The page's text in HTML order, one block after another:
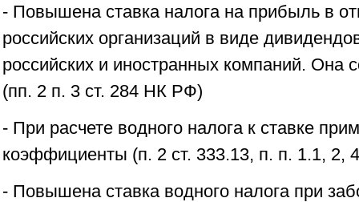
- Повышена ставка налога на прибыль в
российских организаций в виде
российских и иностранных компаний. Она
(пп. 2 п. 3 ст. 284 НК РФ)
- При расчете водного налога к ставке
коэффициенты (п. 2 ст. 333.13, п. п. 1.1, 2,
- Повышена ставка водного налога при